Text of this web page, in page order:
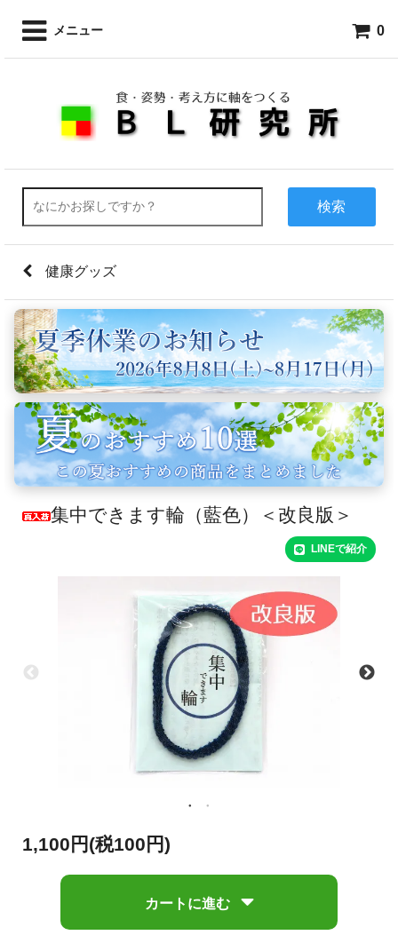
メニュー 0
検索
健康グッズ
集中できます輪（藍色）＜改良版＞
LINEで紹介
1,100円(税100円)
カートに進む